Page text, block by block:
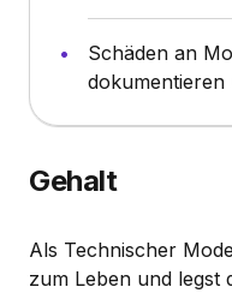
Schäden an
Gehalt
Als Technischer
zum Leben und legst